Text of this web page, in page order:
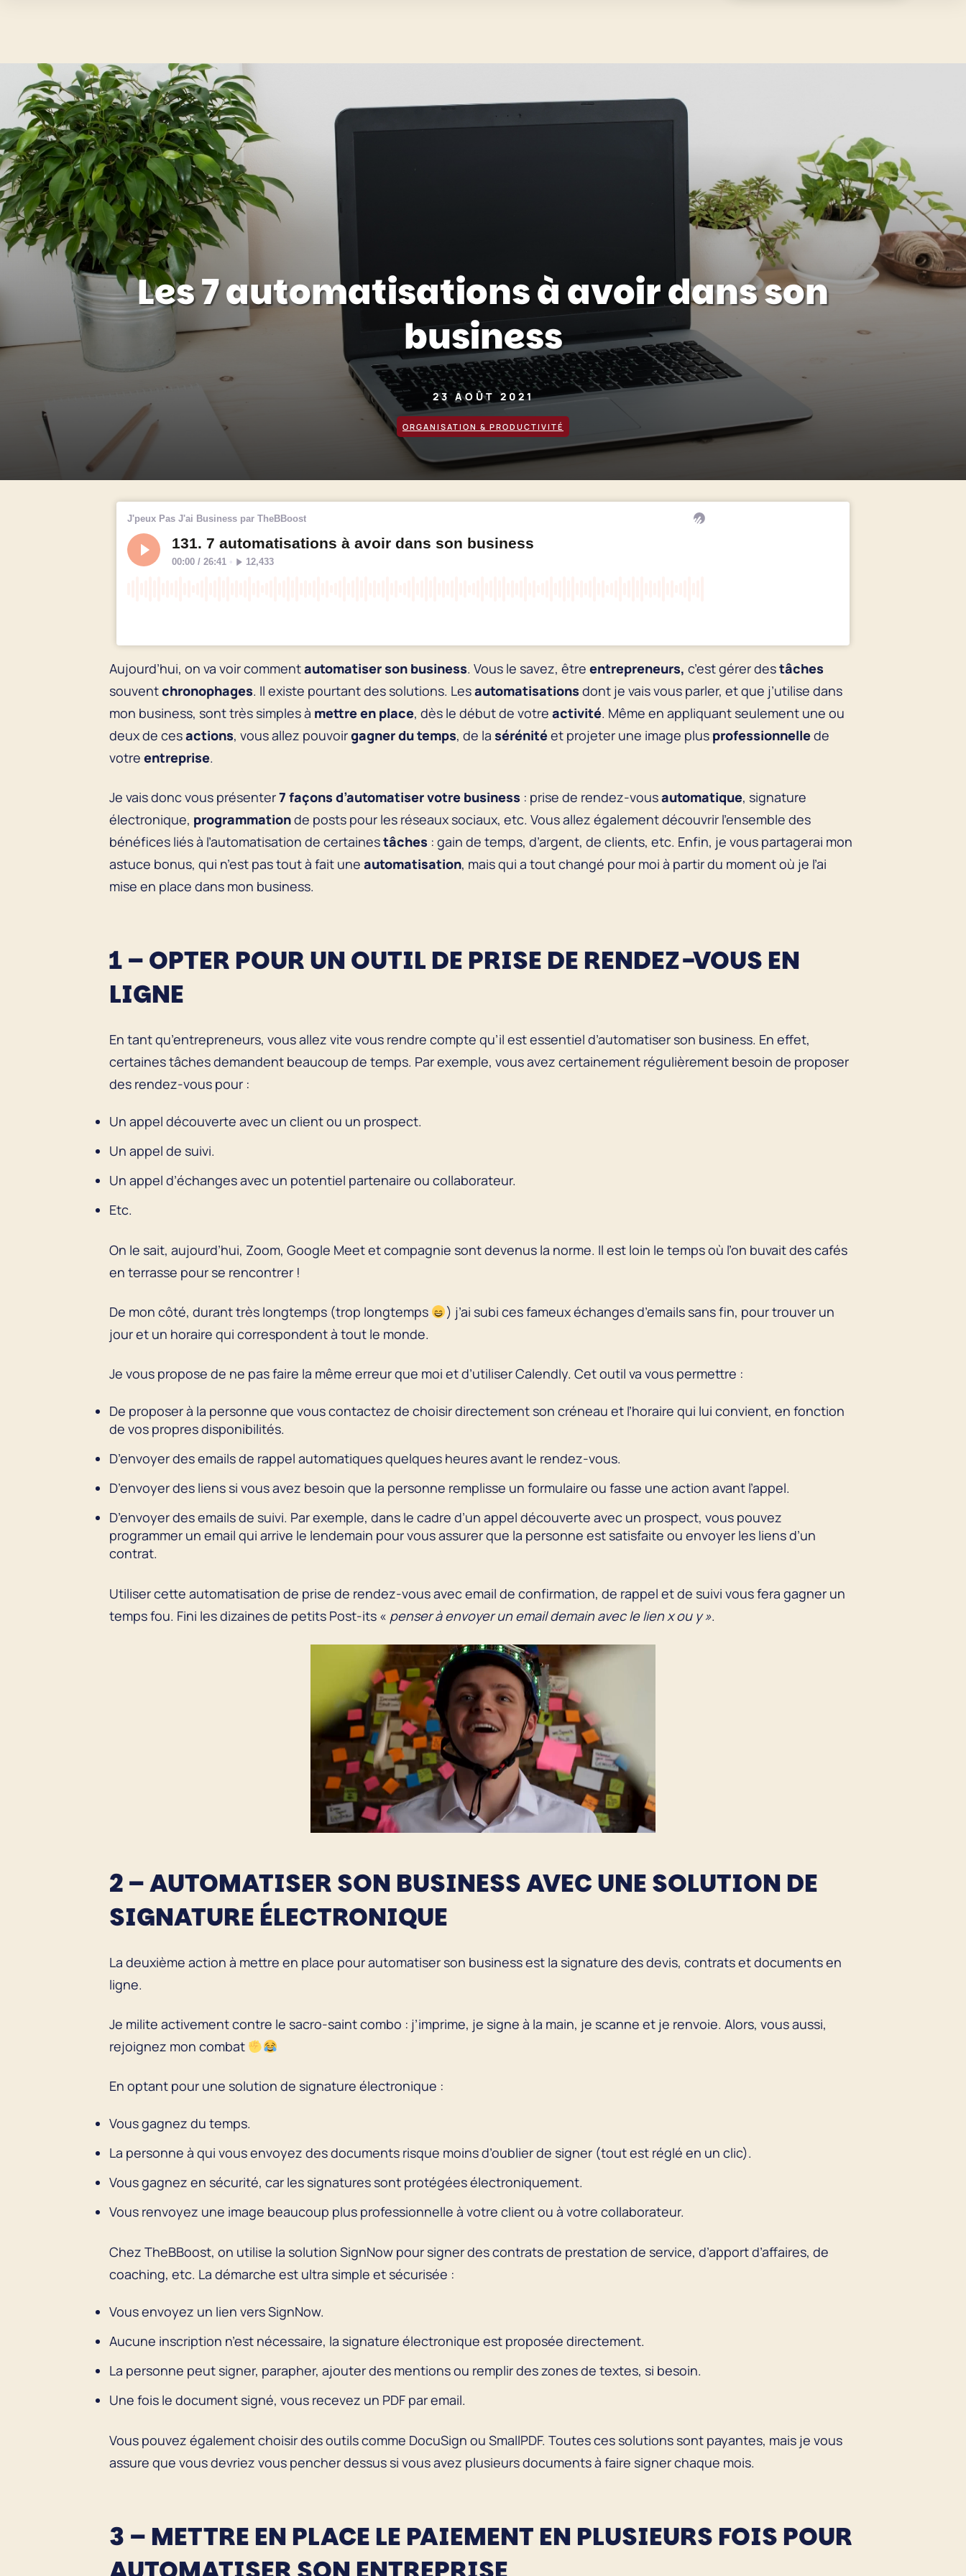
Les 7 automatisations à avoir dans son
business
23 AOÛT 2021
ORGANISATION & PRODUCTIVITÉ
Aujourd’hui, on va voir commentautomatiser son business. Vous le savez, être entrepreneurs, c’est gérer destâches
souventchronophages. Il existe pourtant des solutions. Lesautomatisations dont je vais vous parler, et que j’utilise dans
mon business, sont très simples à mettre en place, dès le début de votre activité. Même en appliquant seulement une ou
deux de cesactions, vous allez pouvoirgagner du temps, de la sérénitéet projeter une image plus professionnellede
votre entreprise.
Je vais donc vous présenter7 façons d’automatiser votre business : prise de rendez-vousautomatique, signature
électronique, programmationde posts pour les réseaux sociaux, etc. Vous allez également découvrir l’ensemble des
bénéfices liés à l’automatisation de certainestâches : gain de temps, d’argent, de clients, etc. Enfin, je vous partagerai mon
astuce bonus, qui n’est pas tout à fait une automatisation, mais qui a tout changé pour moi à partir du moment où je l’ai
mise en place dans mon business.
1 – OPTER POUR UN OUTIL DE PRISE DE RENDEZ-VOUS EN
LIGNE
En tant qu’entrepreneurs, vous allez vite vous rendre compte qu’il est essentiel d’automatiser son business. En effet,
certaines tâches demandent beaucoup de temps. Par exemple, vous avez certainement régulièrement besoin de proposer
des rendez-vous pour :
Un appel découverte avec un client ou un prospect.
Un appel de suivi.
Un appel d’échanges avec un potentiel partenaire ou collaborateur.
Etc.
On le sait, aujourd’hui, Zoom, Google Meet et compagnie sont devenus la norme. Il est loin le temps où l’on buvait des cafés
en terrasse pour se rencontrer !
De mon côté, durant très longtemps (trop longtemps
) j’ai subi ces fameux échanges d’emails sans fin, pour trouver un
jour et un horaire qui correspondent à tout le monde.
Je vous propose de ne pas faire la même erreur que moi et d’utiliser Calendly. Cet outil va vous permettre :
De proposer à la personne que vous contactez de choisir directement son créneau et l’horaire qui lui convient, en fonction
de vos propres disponibilités.
D’envoyer des emails de rappel automatiques quelques heures avant le rendez-vous.
D’envoyer des liens si vous avez besoin que la personne remplisse un formulaire ou fasse une action avant l’appel.
D’envoyer des emails de suivi. Par exemple, dans le cadre d’un appel découverte avec un prospect, vous pouvez
programmer un email qui arrive le lendemain pour vous assurer que la personne est satisfaite ou envoyer les liens d’un
contrat.
Utiliser cette automatisation de prise de rendez-vous avec email de confirmation, de rappel et de suivi vous fera gagner un
temps fou. Fini les dizaines de petits Post-its « penser à envoyer un email demain avec le lien x ou y ».
2 – AUTOMATISER SON BUSINESS AVEC UNE SOLUTION DE
SIGNATURE ÉLECTRONIQUE
La deuxième action à mettre en place pour automatiser son business est la signature des devis, contrats et documents en
ligne.
Je milite activement contre le sacro-saint combo : j’imprime, je signe à la main, je scanne et je renvoie. Alors, vous aussi,
rejoignez mon combat
En optant pour une solution de signature électronique :
Vous gagnez du temps.
La personne à qui vous envoyez des documents risque moins d’oublier de signer (tout est réglé en un clic).
Vous gagnez en sécurité, car les signatures sont protégées électroniquement.
Vous renvoyez une image beaucoup plus professionnelle à votre client ou à votre collaborateur.
Chez TheBBoost, on utilise la solution SignNow pour signer des contrats de prestation de service, d’apport d’affaires, de
coaching, etc. La démarche est ultra simple et sécurisée :
Vous envoyez un lien vers SignNow.
Aucune inscription n’est nécessaire, la signature électronique est proposée directement.
La personne peut signer, parapher, ajouter des mentions ou remplir des zones de textes, si besoin.
Une fois le document signé, vous recevez un PDF par email.
Vous pouvez également choisir des outils comme DocuSign ou SmallPDF. Toutes ces solutions sont payantes, mais je vous
assure que vous devriez vous pencher dessus si vous avez plusieurs documents à faire signer chaque mois.
3 – METTRE EN PLACE LE PAIEMENT EN PLUSIEURS FOIS POUR